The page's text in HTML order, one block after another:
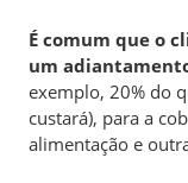
É comum que o
um
exemplo, 20% do
custará), para a
alimentação e